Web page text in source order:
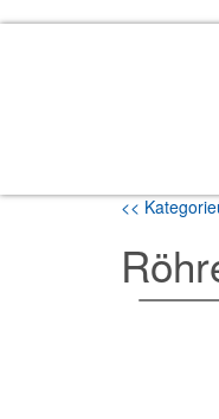
<<